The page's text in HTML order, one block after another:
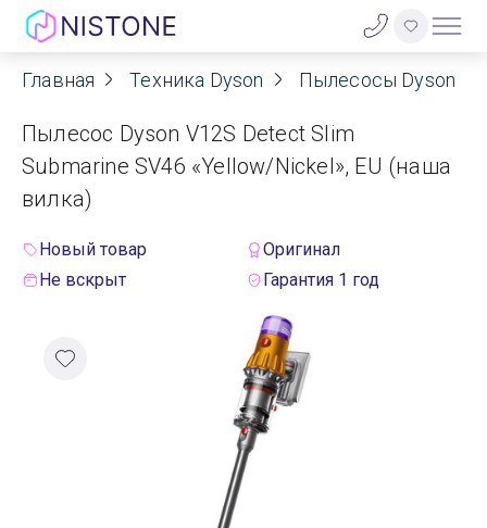
Акции
О нас
Блог
Договор оферты
Главная Техника Dyson Пылесосы Dyson
Пылесос Dyson V12S Detect Slim
Submarine SV46 «Yellow/Nickel», EU (наша
вилка)
Новый товар
Оригинал
Не вскрыт
Гарантия 1 год